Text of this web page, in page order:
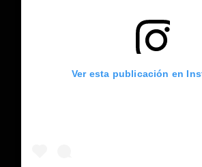
Ver esta publicación en